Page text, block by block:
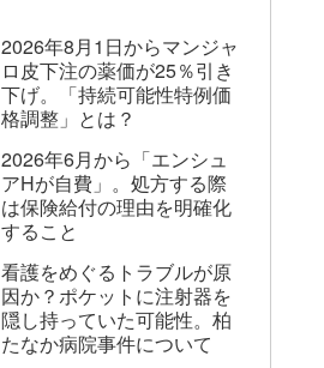
2026年8月1日からマンジャ
ロ皮下注の薬価が25％引き
下げ。「持続可能性特例価
格調整」とは？
2026年6月から「エンシュ
アHが自費」。処方する際
は保険給付の理由を明確化
すること
看護をめぐるトラブルが原
因か？ポケットに注射器を
隠し持っていた可能性。柏
たなか病院事件について